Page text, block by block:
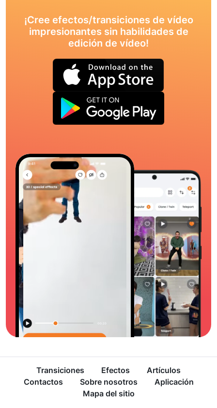
¡Cree efectos/transiciones de vídeo
impresionantes sin habilidades de
edición de vídeo!
Transiciones Efectos
Artículos
Contactos
Sobre nosotros
Aplicación
Mapa del sitio